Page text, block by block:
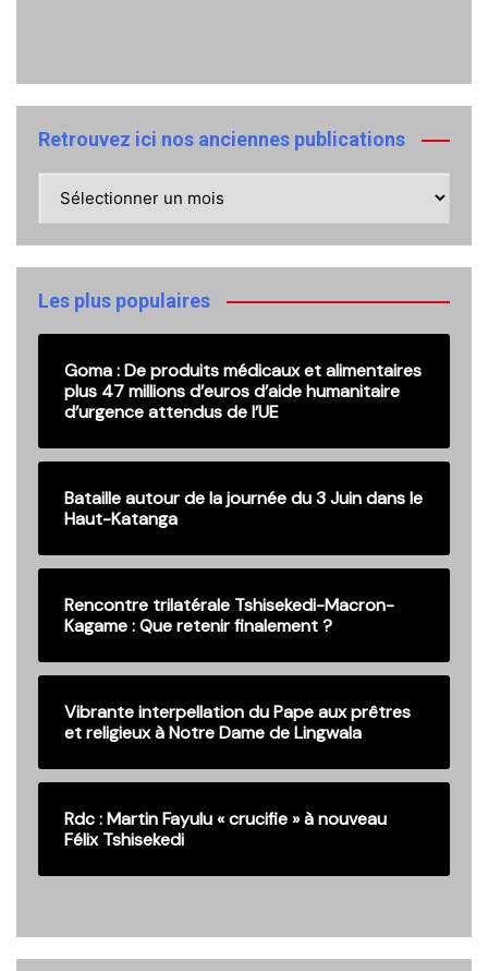
Retrouvez ici nos anciennes publications
anciennes
publications
Les plus populaires
Goma : De produits médicaux et alimentaires
plus 47 millions d’euros d’aide humanitaire
d’urgence attendus de l’UE
Bataille autour de la journée du 3 Juin dans le
Haut-Katanga
Rencontre trilatérale Tshisekedi-Macron-
Kagame : Que retenir finalement ?
Vibrante interpellation du Pape aux prêtres
et religieux à Notre Dame de Lingwala
Rdc : Martin Fayulu « crucifie » à nouveau
Félix Tshisekedi